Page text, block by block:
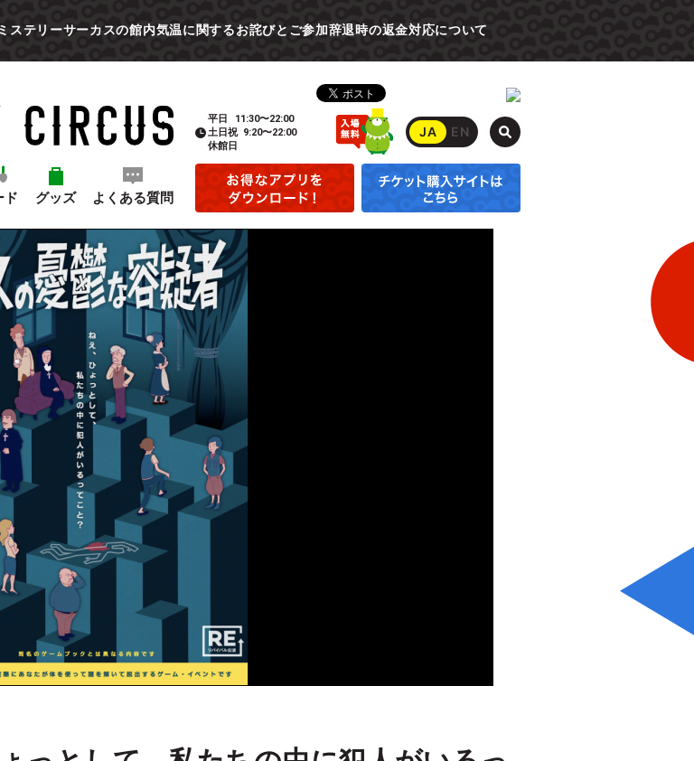
ステリーサーカスの館内気温に関するお詫びとご参加辞退時の返金対応について
ド グッズ よくある質問
平日
11:30〜22:00
土日祝 9:20〜22:00
休館日
JA EN